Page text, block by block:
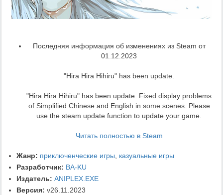
Последняя информация об изменениях из Steam от
01.12.2023
"Hira Hira Hihiru" has been update.
"Hira Hira Hihiru" has been update. Fixed display problems
of Simplified Chinese and English in some scenes. Please
use the steam update function to update your game.
Читать полностью в Steam
Жанр: приключенческие игры, казуальные игры
Разработчик: BA-KU
Издатель: ANIPLEX.EXE
Версия: v26.11.2023